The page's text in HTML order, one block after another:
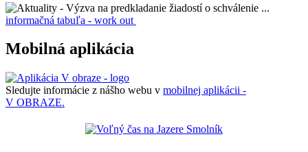
informačná tabuľa - work out
Mobilná aplikácia
Sledujte informácie z nášho webu v mobilnej aplikácii -
V OBRAZE.